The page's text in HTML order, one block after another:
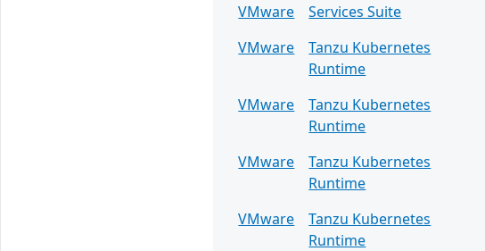
VMware Services Suite
VMware
Tanzu Kubernetes
Runtime
VMware
Tanzu Kubernetes
Runtime
VMware
Tanzu Kubernetes
Runtime
VMware
Tanzu Kubernetes
Runtime